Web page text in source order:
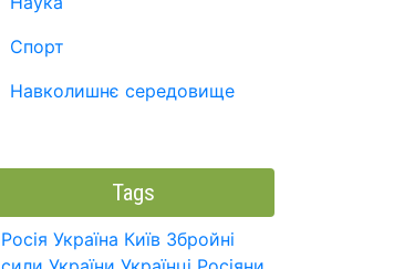
Спорт
Навколишнє середовище
Tags
Росія Україна Київ Збройні